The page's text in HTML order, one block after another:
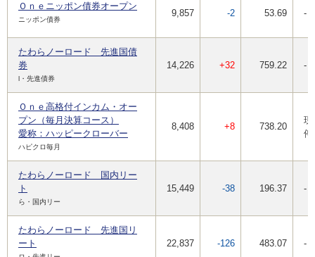
Ｏｎｅニッポン債券オープン
ニッポン債券
9,857 -2 53.69 -
たわらノーロード 先進国債
券
l・先進債券
14,226 +32 759.22 -
Ｏｎｅ高格付インカム・オー
プン（毎月決算コース）
愛称：ハッピークローバー
ハピクロ毎月
8,408 +8 738.20
現
停
たわらノーロード 国内リー
ト
ら・国内リー
15,449 -38 196.37 -
たわらノーロード 先進国リ
ート
22,837 -126 483.07 -